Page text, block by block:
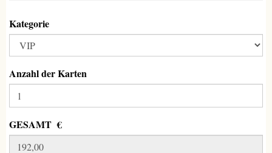
Kategorie
Anzahl der Karten
GESAMT €